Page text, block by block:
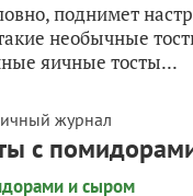
поднимет
необычные
яичные тосты...
журнал
с